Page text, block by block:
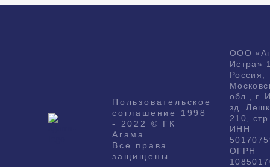
Пользовательское
соглашение 1998
- 2022 © ГК
Агама.
Все права
защищены.
ООО
Истра»
Россия,
обл., г.
зд.
210,
ИНН
ОГРН